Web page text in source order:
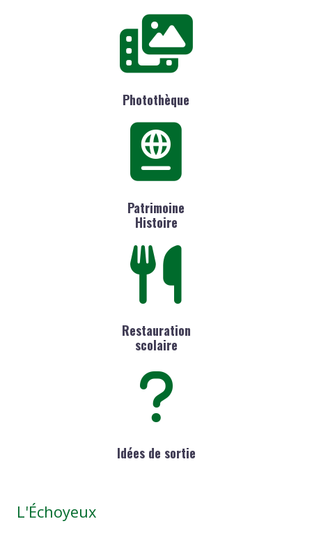
Photothèque
Patrimoine
Histoire
Restauration
scolaire
Idées de sortie
L'Échoyeux